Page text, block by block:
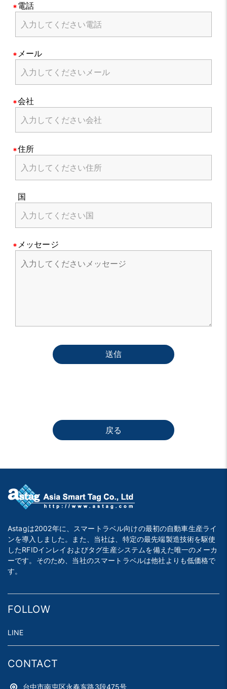
電話
メール
会社
住所
国
メッセージ
送信
戻る
Astagは2002年に、スマートラベル向けの最初の自動車生産ライ
ンを導入しました。また、当社は、特定の最先端製造技術を駆使
したRFIDインレイおよびタグ生産システムを備えた唯一のメーカ
ーです。そのため、当社のスマートラベルは他社よりも低価格で
す。
FOLLOW
LINE
CONTACT
台中市南屯区永春东路3段475号